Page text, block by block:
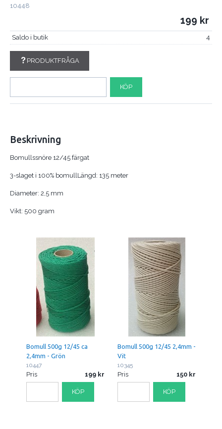
10448
199
Saldo i butik 4
PRODUKTFRÅGA
KÖP
Beskrivning
Bomullssnöre 12/45 färgat
3-slaget i 100% bomullLängd: 135 meter
Diameter: 2,5 mm
Vikt: 500 gram
Bomull 500g 12/45 ca
2,4mm - Grön
10447
Pris 199
KÖP
Bomull 500g 12/45 2,4mm -
Vit
10345
Pris 150
KÖP